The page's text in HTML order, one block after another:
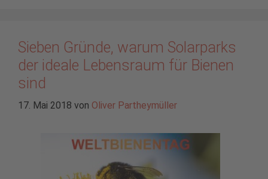
Sieben Gründe, warum Solarparks
der ideale Lebensraum für Bienen
sind
17. Mai 2018 von Oliver Partheymüller